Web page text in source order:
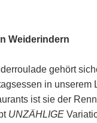
Weiderindern
gehört
in unserem
ist sie der
UNZÄHLIGE